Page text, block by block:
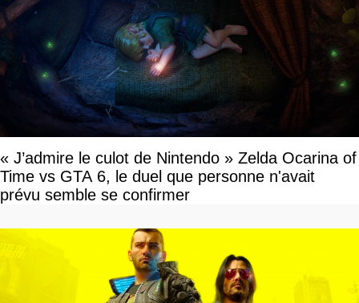
« J’admire le culot de Nintendo » Zelda Ocarina of
Time vs GTA 6, le duel que personne n'avait
prévu semble se confirmer